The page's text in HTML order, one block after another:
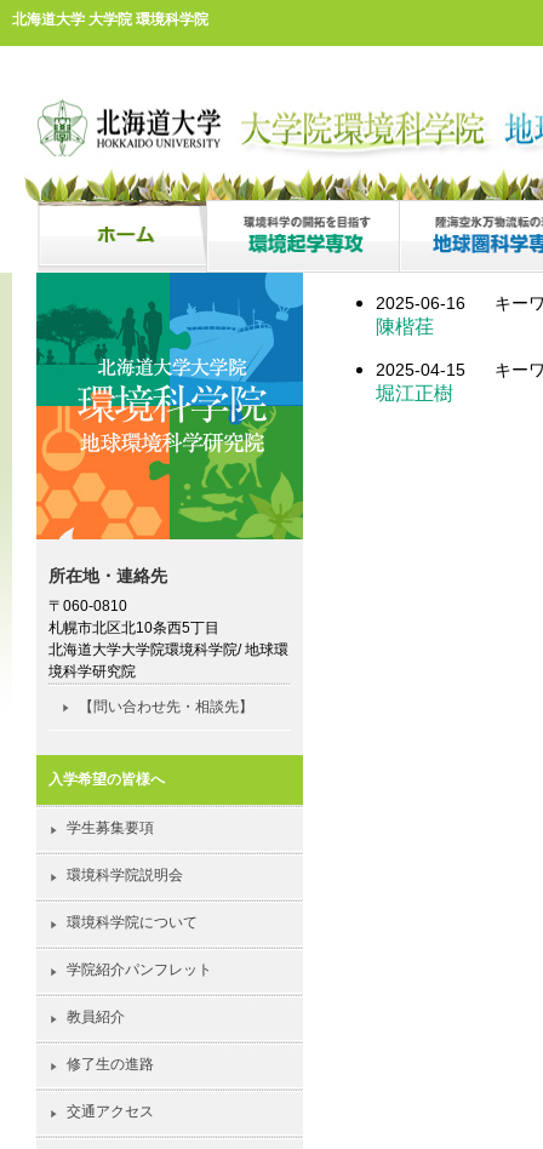
北海道大学 大学院 環境科学院
2025-06-16 キー
陳楷荏
2025-04-15 キー
堀江正樹
所在地・連絡先
〒060-0810
札幌市北区北10条西5丁目
北海道大学大学院環境科学院/ 地球環
境科学研究院
【問い合わせ先・相談先】
入学希望の皆様へ
学生募集要項
環境科学院説明会
環境科学院について
学院紹介パンフレット
教員紹介
修了生の進路
交通アクセス